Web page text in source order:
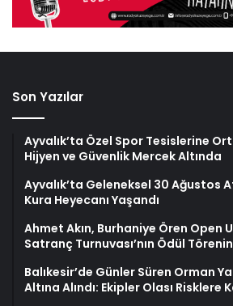
Son Yazılar
Ayvalık’ta Özel Spor Tesislerine
Hijyen ve Güvenlik Mercek Altında
Ayvalık’ta Geleneksel 30 Ağustos
Kura Heyecanı Yaşandı
Ahmet Akın, Burhaniye Ören Open
Satranç Turnuvası’nın Ödül
Balıkesir’de Günler Süren Orman
Altına Alındı: Ekipler Olası Risklere